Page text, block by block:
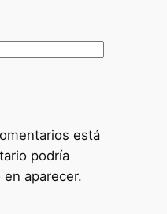
está
podría
aparecer.